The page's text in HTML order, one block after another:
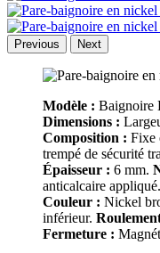
Previous Next
Modèle : Baignoire
Dimensions :
Composition : Fixe
trempé de sécurité
Épaisseur : 6 mm.
anticalcaire appliqué.
Couleur : Nickel
inférieur.
Fermeture :